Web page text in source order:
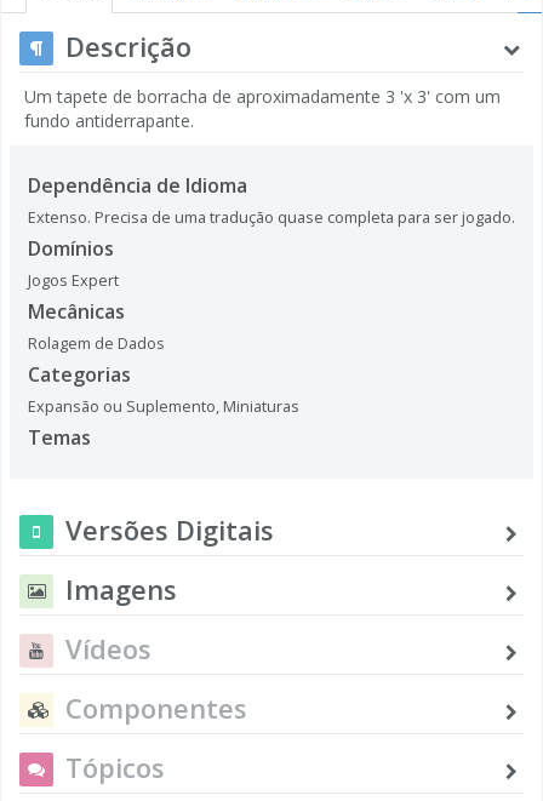
Descrição
Um tapete de borracha de aproximadamente 3 'x 3' com um
fundo antiderrapante.
Dependência de Idioma
Extenso. Precisa de uma tradução quase completa para ser jogado.
Domínios
Jogos Expert
Mecânicas
Rolagem de Dados
Categorias
Expansão ou Suplemento, Miniaturas
Temas
Versões Digitais
Imagens
Vídeos
Componentes
Tópicos